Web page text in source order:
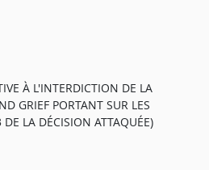
À L'INTERDICTION DE LA
GRIEF PORTANT SUR LES
LA DÉCISION ATTAQUÉE)